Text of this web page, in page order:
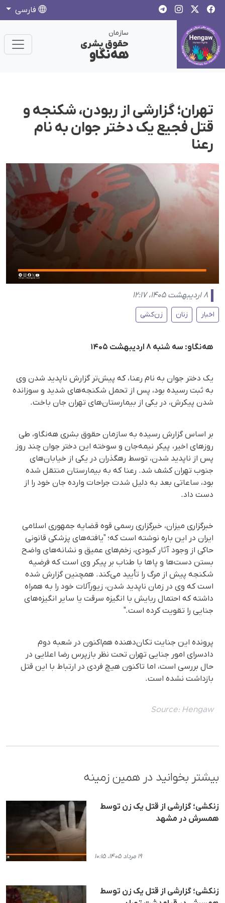
فارسی
سازمان
حقوق بشری
هەنگاو
تهران؛ گزارشی از ربودن، شکنجه و
قتل فجیع یک دختر جوان به نام
رعنا
۸ اردیبهشت ۱۴۰۵، ۱۲:۱۷
اخبار زنان زن‌کشی
هه‌نگاو: سه شنبه ۸ اردیبهشت ۱۴۰۵
یک دختر جوان به نام رعنا، که پیش‌تر گزارش ناپدید شدن وی
به ثبت رسیده بود، پس از تحمل شکنجه‌های شدید و سوزانده
شدن پیکرش، در یکی از بیمارستان‌های تهران جان باخت.
بر اساس گزارش رسیده به سازمان حقوق بشری هه‌نگاو، طی
روزهای اخیر، پیکر نیمه‌جان و سوخته این دختر جوان چند روز
پس از ناپدید شدن، توسط رهگذران در یکی از خیابان‌های
جنوب تهران کشف شد. رعنا که به بیمارستان منتقل شده
بود، ساعاتی بعد به دلیل شدت جراحات وارده جان خود را از
دست داد.
خبرگزاری میزان، خبرگزاری رسمی قوه قضایه جمهوری اسلامی
ایران در این باره نوشته است که؛ "یافته‌های پزشکی قانونی
حاکی از وجود آثار کبودی، زخم‌های عمیق و نشانه‌های واضح
بستن دست‌ها و پاها با طناب بر پیکر وی است که فرضیه
شکنجه پیش از مرگ را تأیید می‌کند. همچنین گزارش شده
است که وی در زمان ناپدید شدن، زیورآلات خود را به همراه
داشته که احتمال ربایش با انگیزه سرقت یا سایر انگیزه‌های
جنایی را تقویت کرده است."
پرونده این جنایت تکان‌دهنده هم‌اکنون در شعبه دوم
دادسرای امور جنایی تهران تحت نظر بازپرس رضا اعلایی در
حال بررسی است، اما تاکنون هیچ فردی در ارتباط با این قتل
بازداشت نشده است.
Source: Hengaw
بیشتر بخوانید در همین زمینه
زنکشی؛ گزارشی از قتل یک زن توسط
همسرش در مشهد
۱۹ مرداد ۱۴۰۵، ۱۰:۱۵
زنکشی؛ گزارشی از قتل یک زن توسط